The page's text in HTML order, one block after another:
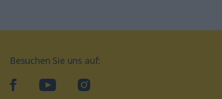
Besuchen Sie uns auf:
facebookYouTube Instagram